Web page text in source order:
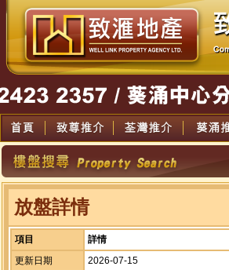
放盤詳情
項目
詳情
更新日期
2026-07-15